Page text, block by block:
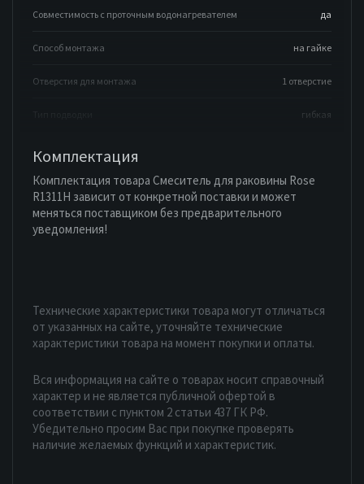
Совместимость с проточным водонагревателем да
Способ монтажа на гайке
Отверстия для монтажа 1 отверстие
гибкая
Комплектация
Комплектация товара Смеситель для раковины Rose
R1311H зависит от конкретной поставки и может
меняться поставщиком без предварительного
уведомления!
Технические характеристики товара могут отличаться
от указанных на сайте, уточняйте технические
характеристики товара на момент покупки и оплаты.
Вся информация на сайте о товарах носит справочный
характер и не является публичной офертой в
соответствии с пунктом 2 статьи 437 ГК РФ.
Убедительно просим Вас при покупке проверять
наличие желаемых функций и характеристик.